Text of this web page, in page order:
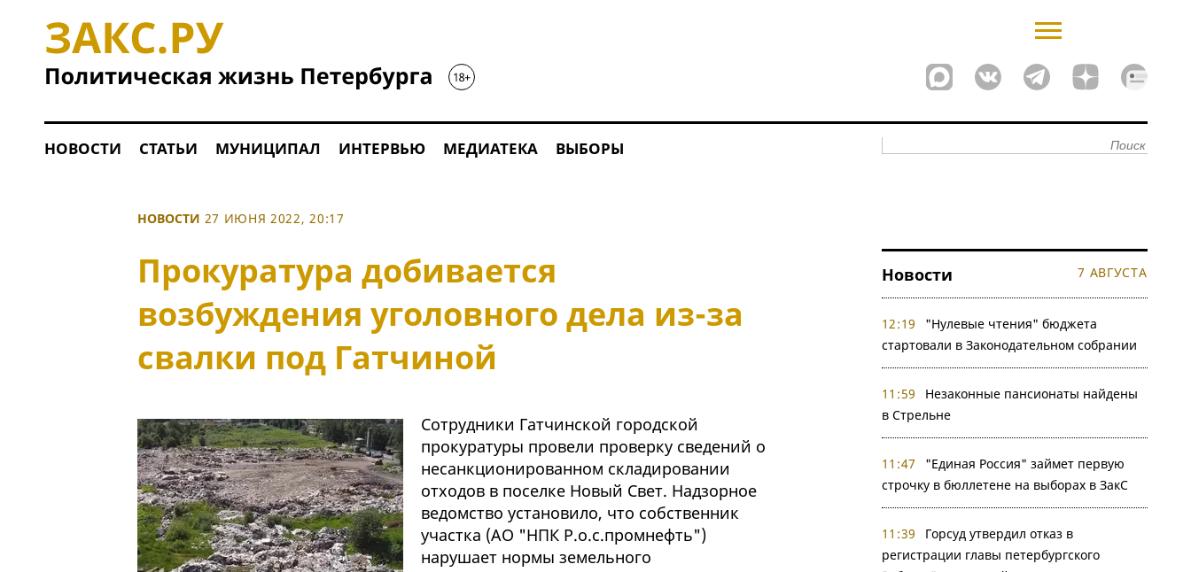
НОВОСТИ СТАТЬИ МУНИЦИПАЛ ИНТЕРВЬЮ МЕДИАТЕКА ВЫБОРЫ
НОВОСТИ 27 ИЮНЯ 2022, 20:17
Прокуратура добивается
возбуждения уголовного дела из-за
свалки под Гатчиной
Сотрудники Гатчинской городской
прокуратуры провели проверку сведений о
несанкционированном складировании
отходов в поселке Новый Свет. Надзорное
ведомство установило, что собственник
участка (АО "НПК Р.о.с.промнефть")
нарушает нормы земельного
Новости 7 АВГУСТА
12:19
"Нулевые чтения" бюджета
стартовали в Законодательном собрании
11:59
Незаконные пансионаты найдены
в Стрельне
11:47
"Единая Россия" займет первую
строчку в бюллетене на выборах в ЗакС
11:39
Горсуд утвердил отказ в
регистрации главы петербургского